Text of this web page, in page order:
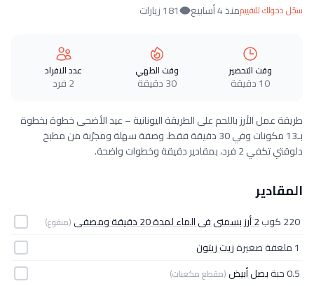
سجّل دخولك للتقييممنذ 4 أسابيع 181 زيارات
وقت التحضير
10 دقيقة
وقت الطهي
30 دقيقة
عدد الافراد
2 فرد
طريقة عمل الأرز باللحم على الطريقة اليونانية – عيد الأضحى خطوة بخطوة
بـ13 مكونات وفي 30 دقيقة فقط. وصفة سهلة ومجرّبة من مطبخ
دلوقتي تكفي 2 فرد، بمقادير دقيقة وخطوات واضحة.
المقادير
220 كوب 2 أرز بسمتى فى الماء لمدة 20 دقيقة ومصفى (منقوع)
1 ملعقة صغيرة
زيت زيتون
0.5 حبة
بصل أبيض(مقطع مكعبات)